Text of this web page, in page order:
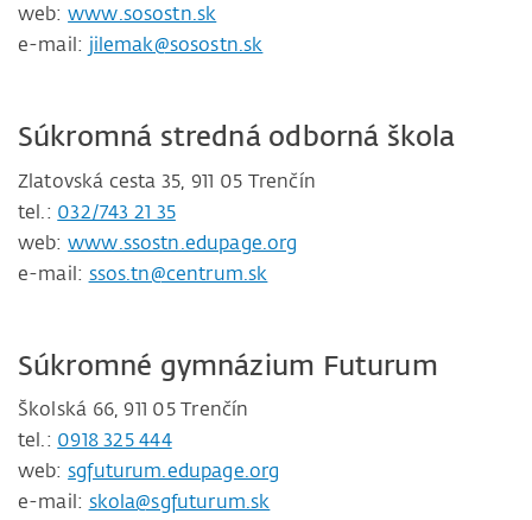
web:www.sosostn.sk
e-mail: jilemak@sosostn.sk
Súkromná stredná odborná škola
Zlatovská cesta 35, 911 05 Trenčín
tel.: 032/743 21 35
web:www.ssostn.edupage.org
e-mail: ssos.tn@centrum.sk
Súkromné gymnázium Futurum
Školská 66, 911 05 Trenčín
tel.: 0918 325 444
web:sgfuturum.edupage.org
e-mail: skola@sgfuturum.sk